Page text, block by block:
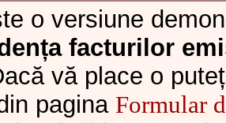
o versiune
facturilor
vă place o
pagina Formular